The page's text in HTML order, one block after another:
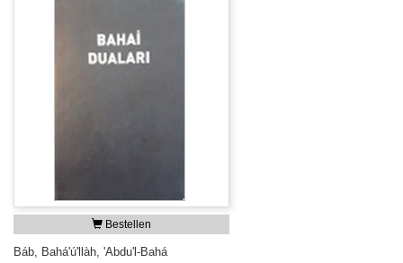
Bestellen
Báb, Bahá'ú'llàh, 'Abdu'l-Bahá